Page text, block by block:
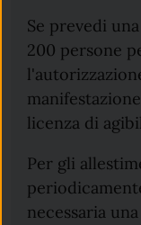
Se prevedi
200 persone
licenza di
Per gli
necessaria